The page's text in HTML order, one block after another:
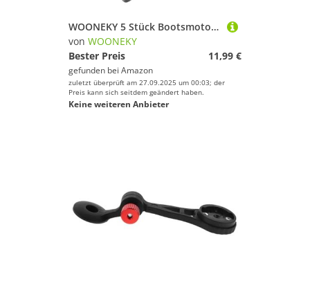
WOONEKY 5 Stück Bootsmotor Not aus schalter Sicherheitsleine Auspuff Stoppschnur für Außenborder Tragbare Notfall lanyard Schnur für Schnelle Motorabschaltung bei Wasserfahrzeugen
von WOONEKY
Bester Preis
11,99 €
gefunden bei Amazon
zuletzt überprüft am 27.09.2025 um 00:03; der
Preis kann sich seitdem geändert haben.
Keine weiteren Anbieter